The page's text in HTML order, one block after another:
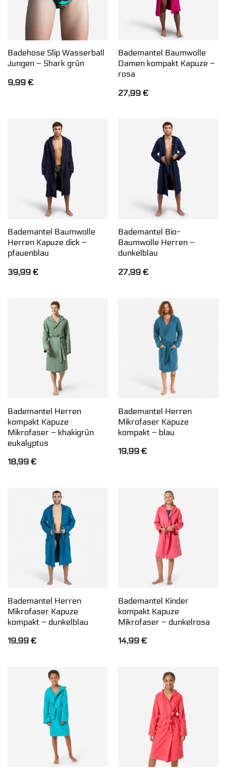
Badehose Slip Wasserball
Jungen – Shark grün
9,99 €
Bademantel Baumwolle
Damen kompakt Kapuze –
rosa
27,99 €
Bademantel Baumwolle
Herren Kapuze dick –
pfauenblau
39,99 €
Bademantel Bio-
Baumwolle Herren –
dunkelblau
27,99 €
Bademantel Herren
kompakt Kapuze
Mikrofaser – khakigrün
eukalyptus
18,99 €
Bademantel Herren
Mikrofaser Kapuze
kompakt – blau
19,99 €
Bademantel Herren
Mikrofaser Kapuze
kompakt – dunkelblau
19,99 €
Bademantel Kinder
kompakt Kapuze
Mikrofaser – dunkelrosa
14,99 €